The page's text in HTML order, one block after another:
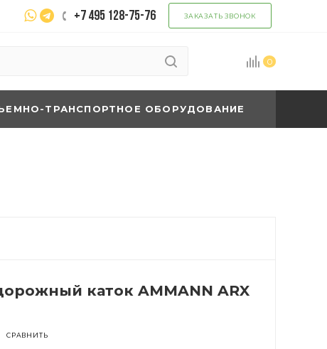
+7 495 128-75-76 ЗАКАЗАТЬ ЗВОНОК
0
ТРАНСПОРТНОЕ ОБОРУДОВАНИЕ
каток AMMANN ARX
СРАВНИТЬ